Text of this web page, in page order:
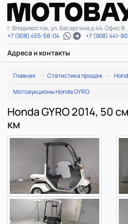
г. Владивосток, ул. Басаргина д.44. Офис 8.
+7 (908) 455-58-04
+7 (908) 441-
Адреса и контакты
Главная Статистика продаж
Мотоаукционы Honda GYRO
Honda GYRO 2014, 50
км